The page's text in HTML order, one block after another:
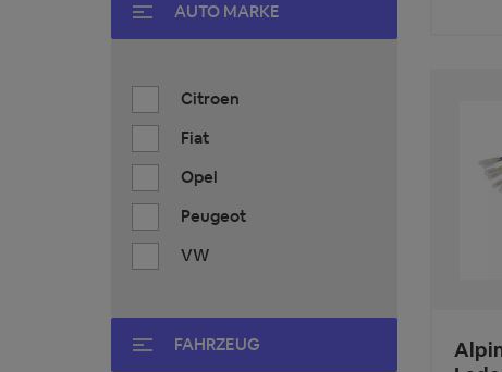
AUTO MARKE
Citroen
Fiat
Opel
Peugeot
VW
FAHRZEUG